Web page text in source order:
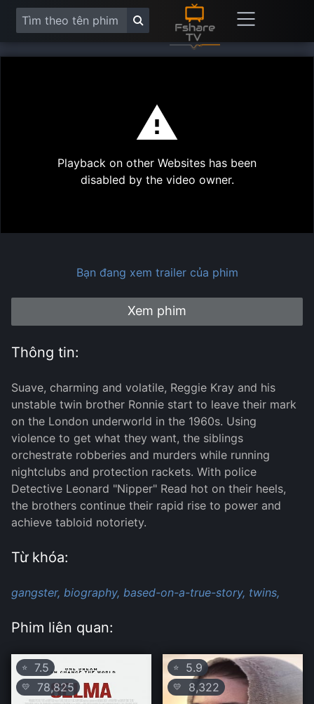
Play
Playback on other Websites has been
disabled by the video owner.
Bạn đang xem trailer của phim
Xem phim
Thông tin:
Suave, charming and volatile, Reggie Kray and his
unstable twin brother Ronnie start to leave their mark
on the London underworld in the 1960s. Using
violence to get what they want, the siblings
orchestrate robberies and murders while running
nightclubs and protection rackets. With police
Detective Leonard "Nipper" Read hot on their heels,
the brothers continue their rapid rise to power and
achieve tabloid notoriety.
Từ khóa:
gangster, biography, based-on-a-true-story, twins,
Phim liên quan:
⭐ 7.5
💛 78,825
⭐ 5.9
💛 8,322